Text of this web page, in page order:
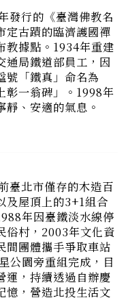
據點。1934年重建
通局鐵道部員工，因
號「鐵真」命名為
彰一翁碑」。1998年
、安適的氣息。
屋頂上的3+1組合
年因臺鐵淡水線停
俗村，2003年文化資
間團體攜手爭取車站
公園旁重組完成，目
運，持續透過自辦慶
憶，營造北投生活文